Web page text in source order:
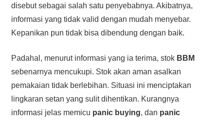
disebut sebagai salah satu penyebabnya. Akibatnya,
informasi yang tidak valid dengan mudah menyebar.
Kepanikan pun tidak bisa dibendung dengan baik.
Padahal, menurut informasi yang ia terima, stok BBM
sebenarnya mencukupi. Stok akan aman asalkan
pemakaian tidak berlebihan. Situasi ini menciptakan
lingkaran setan yang sulit dihentikan. Kurangnya
informasi jelas memicu panic buying, dan panic